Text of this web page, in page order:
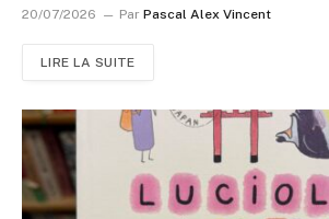
20/07/2026 Par Pascal Alex Vincent
LIRE LA SUITE